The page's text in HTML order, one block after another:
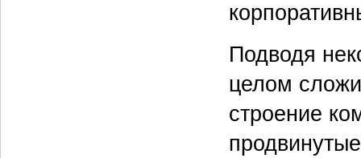
Подводя
целом
строение